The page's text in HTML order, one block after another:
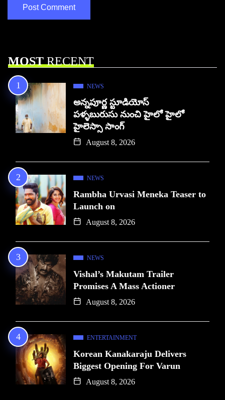
MOSTRECENT
NEWS
అన్నపూర్ణ స్టూడియోస్
పళ్ళబురుసు నుంచి హైలో హైలో
హైలెస్సా సాంగ్
August 8, 2026
NEWS
Rambha Urvasi Meneka Teaser to
Launch on
August 8, 2026
NEWS
Vishal’s Makutam Trailer
Promises A Mass Actioner
August 8, 2026
ENTERTAINMENT
Korean Kanakaraju Delivers
Biggest Opening For Varun
August 8, 2026